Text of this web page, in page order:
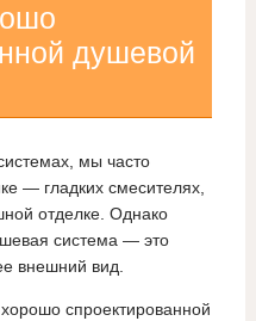
душевой
мы часто
— гладких смесителях,
отделке. Однако
система — это
внешний вид.
спроектированной